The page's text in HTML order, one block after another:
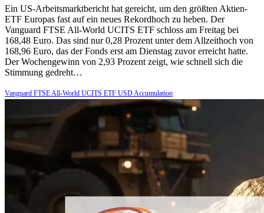
Ein US-Arbeitsmarktbericht hat gereicht, um den größten Aktien-
ETF Europas fast auf ein neues Rekordhoch zu heben. Der
Vanguard FTSE All-World UCITS ETF schloss am Freitag bei
168,48 Euro. Das sind nur 0,28 Prozent unter dem Allzeithoch von
168,96 Euro, das der Fonds erst am Dienstag zuvor erreicht hatte.
Der Wochengewinn von 2,93 Prozent zeigt, wie schnell sich die
Stimmung gedreht…
Vanguard FTSE All-World UCITS ETF USD Accumulation